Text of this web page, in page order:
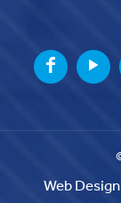
Web